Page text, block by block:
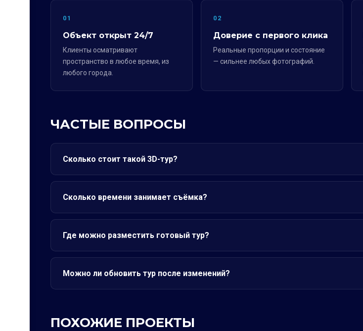
01
Объект открыт 24/7
Клиенты осматривают
пространство в любое время, из
любого города.
02
Доверие с первого клика
Реальные пропорции и состояние
— сильнее любых фотографий.
ЧАСТЫЕ ВОПРОСЫ
Сколько стоит такой 3D-тур?
Сколько времени занимает съёмка?
Где можно разместить готовый тур?
Можно ли обновить тур после изменений?
ПОХОЖИЕ ПРОЕКТЫ